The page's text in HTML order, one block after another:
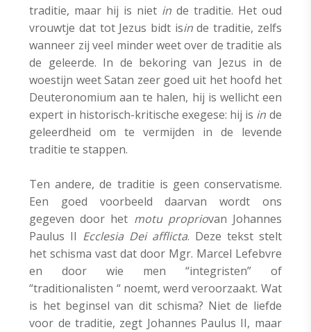
traditie, maar hij is niet in de traditie. Het oud
vrouwtje dat tot Jezus bidt isinde traditie, zelfs
wanneer zij veel minder weet over de traditie als
de geleerde. In de bekoring van Jezus in de
woestijn weet Satan zeer goed uit het hoofd het
Deuteronomium aan te halen, hij is wellicht een
expert in historisch-kritische exegese: hij is in de
geleerdheid om te vermijden in de levende
traditie te stappen.
Ten andere, de traditie is geen conservatisme.
Een goed voorbeeld daarvan wordt ons
gegeven door het motu propriovan Johannes
Paulus II Ecclesia Dei afflicta. Deze tekst stelt
het schisma vast dat door Mgr. Marcel Lefebvre
en door wie men “integristen” of
“traditionalisten “ noemt, werd veroorzaakt. Wat
is het beginsel van dit schisma? Niet de liefde
voor de traditie, zegt Johannes Paulus II, maar